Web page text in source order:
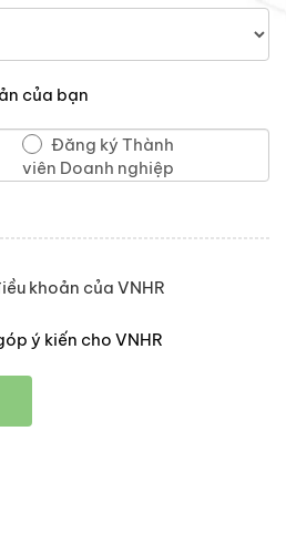
của bạn
Đăng ký Thành
viên Doanh nghiệp
khoản của VNHR
ý kiến cho VNHR